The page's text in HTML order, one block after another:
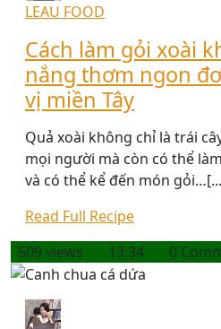
LEAU FOOD
Cách làm gỏi xoài
nắng thơm ngon
vị miền Tây
Quả xoài không chỉ là trái
mọi người mà còn có thể
và có thể kể đến món
Read Full Recipe
509 views
13:34 0